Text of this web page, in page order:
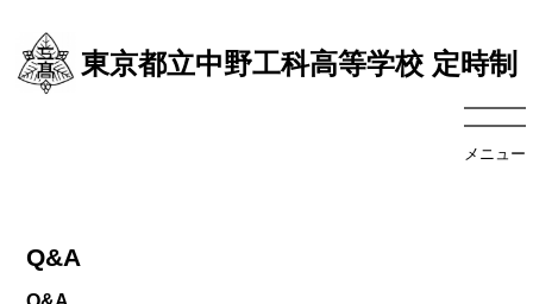
東京都立中野工科高等学校 定時制
メニュー
Q&A